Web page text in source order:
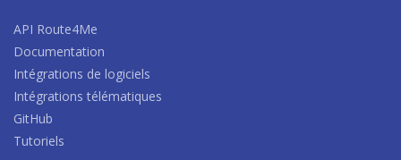
API Route4Me
Documentation
Intégrations de logiciels
Intégrations télématiques
GitHub
Tutoriels